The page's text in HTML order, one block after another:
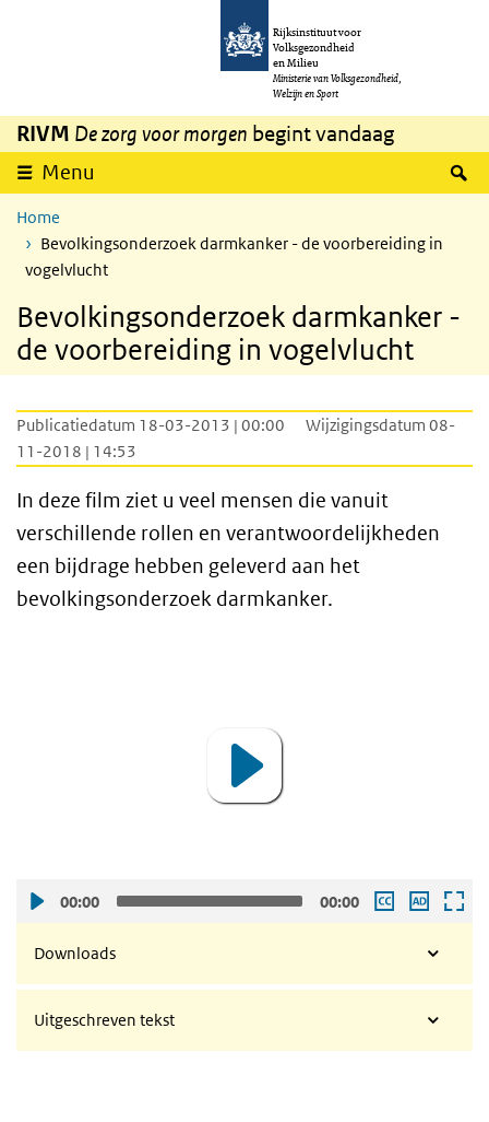
Overslaan en naar de inhoud gaan
Rijksinstituut voor
Volksgezondheid
en Milieu
Ministerie van Volksgezondheid,
Welzijn en Sport
RIVM De zorg voor morgen begint vandaag
Menu
Home
Bevolkingsonderzoek darmkanker - de voorbereiding in
vogelvlucht
Bevolkingsonderzoek darmkanker -
de voorbereiding in vogelvlucht
Publicatiedatum 18-03-2013 | 00:00
Wijzigingsdatum 08-
11-2018 | 14:53
In deze film ziet u veel mensen die vanuit
verschillende rollen en verantwoordelijkheden
een bijdrage hebben geleverd aan het
bevolkingsonderzoek darmkanker.
00:00 00:00
Downloads
Uitgeschreven tekst